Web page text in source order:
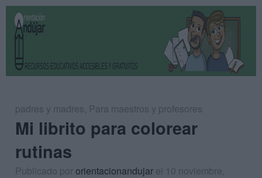
padres y madres, Para maestros y profesores
Mi librito para colorear
rutinas
Publicado pororientacionandujar el 10 noviembre,